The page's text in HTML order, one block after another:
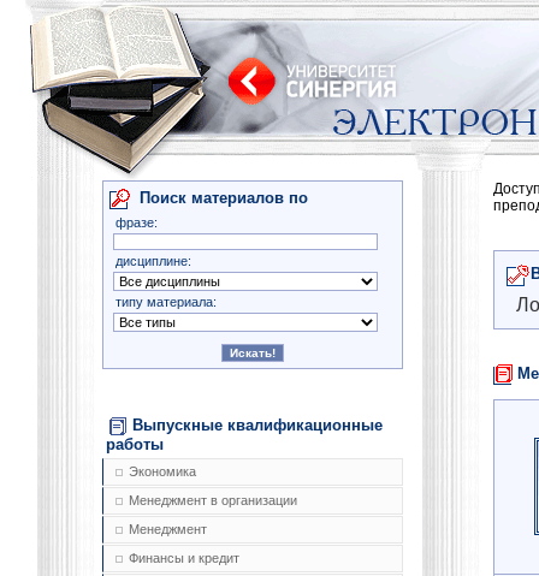
Поиск материалов по
фразе:
дисциплине:
типу материала:
Выпускные квалификационные
работы
Экономика
Менеджмент в организации
Менеджмент
Финансы и кредит